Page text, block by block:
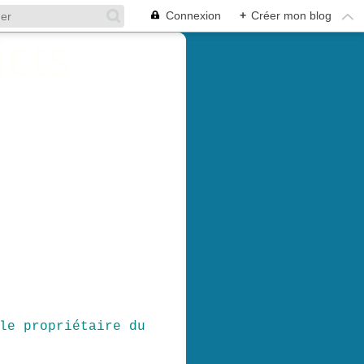
Connexion + Créer mon blog
propriétaire du